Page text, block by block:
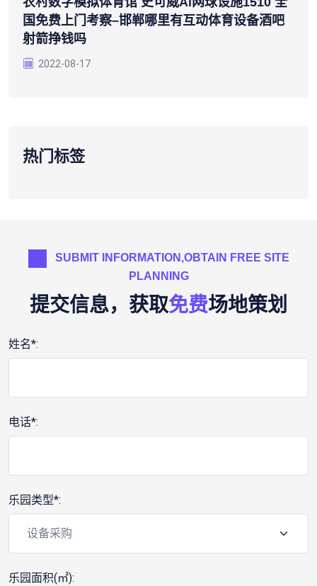
国免费上门考察–邯郸哪里有互动体育设备酒吧
射箭挣钱吗
2022-08-17
热门标签
SUBMIT INFORMATION,OBTAIN FREE SITE
PLANNING
提交信息，获取免费场地策划
姓名*:
电话*:
乐园类型*:
乐园面积(㎡):